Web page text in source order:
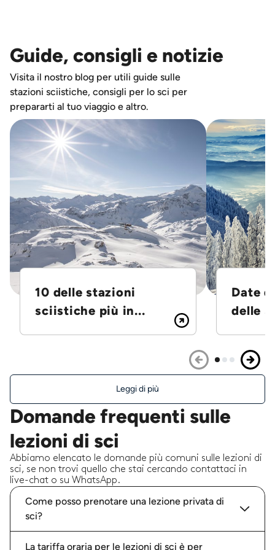
Guide, consigli e notizie
Visita il nostro blog per utili guide sulle
stazioni sciistiche, consigli per lo sci per
prepararti al tuo viaggio e altro.
10 delle stazioni
sciistiche più in...
Date
delle
Leggi di più
Domande frequenti sulle
lezioni di sci
Abbiamo elencato le domande più comuni sulle lezioni di
sci, se non trovi quello che stai cercando contattaci in
live-chat o su WhatsApp.
Come posso prenotare una lezione privata di
sci?
La tariffa oraria per le lezioni di sci è per